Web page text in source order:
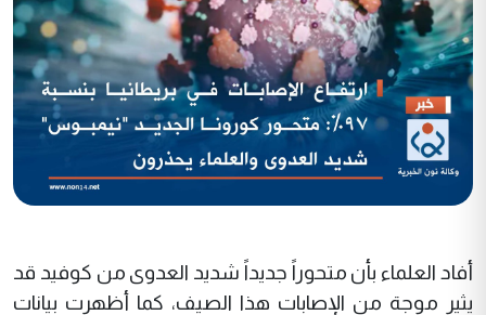
أفاد العلماء بأن متحوراً جديداً شديد العدوى من كوفيد قد
يثير موجة من الإصابات هذا الصيف، كما أظهرت بيانات